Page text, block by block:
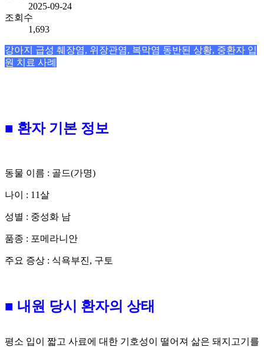
2025-09-24
조회수
1,693
강아지 급성 췌장염, 위장관염, 복막염 동반된 상황, 중환자 입
원 치료 사례
■ 환자 기본 정보
동물 이름 : 골드(가명)
나이 : 11살
성별 : 중성화 남
품종 : 포메라니안
주요 증상 : 식욕부진, 구토
■ 내원 당시 환자의 상태
평소 입이 짧고 사료에 대한 기호성이 떨어져 삶은 돼지고기를